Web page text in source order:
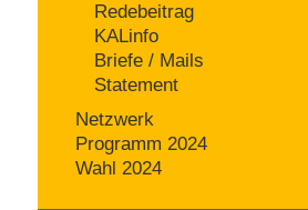
Redebeitrag
KALinfo
Briefe / Mails
Statement
Netzwerk
Programm 2024
Wahl 2024